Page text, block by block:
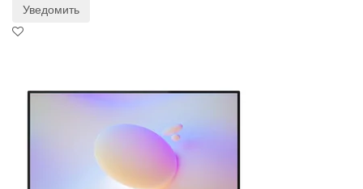
Уведомить